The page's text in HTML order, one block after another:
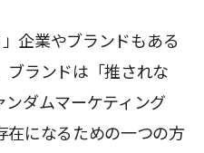
企業やブランドもある
ブランドは「推されな
ンダムマーケティング
在になるための一つの方